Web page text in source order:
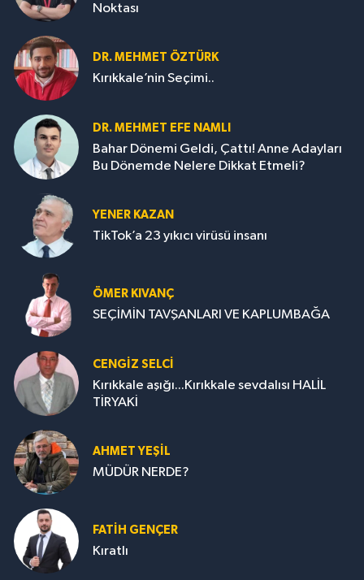
Noktası
DR. MEHMET ÖZTÜRK
Kırıkkale’nin Seçimi..
DR. MEHMET EFE NAMLI
Bahar Dönemi Geldi, Çattı! Anne Adayları
Bu Dönemde Nelere Dikkat Etmeli?
YENER KAZAN
TikTok’a 23 yıkıcı virüsü insanı
ÖMER KIVANÇ
SEÇİMİN TAVŞANLARI VE KAPLUMBAĞA
CENGİZ SELCİ
Kırıkkale aşığı...Kırıkkale sevdalısı HALİL
TİRYAKİ
AHMET YEŞİL
MÜDÜR NERDE?
FATIH GENÇER
Kıratlı